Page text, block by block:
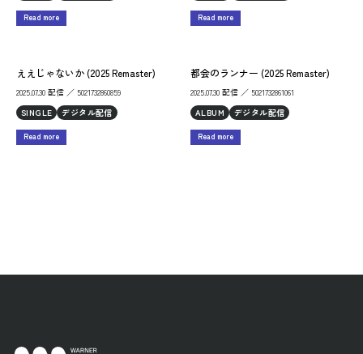
Read more Read more
ええじゃないか (2025 Remaster)
2025.07.30 配信 ／ 5021732860859
SINGLE
デジタル配信
Read more
都会のランナー (2025 Remaster)
2025.07.30 配信 ／ 5021732861061
ALBUM
デジタル配信
Read more